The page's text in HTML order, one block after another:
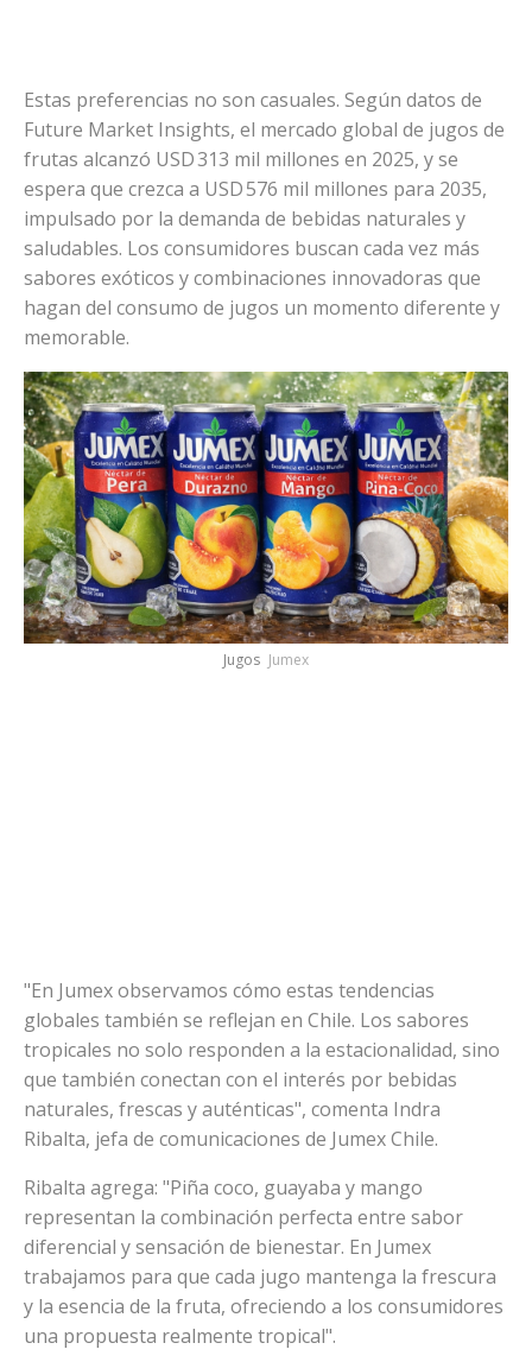
Estas preferencias no son casuales. Según datos de
Future Market Insights, el mercado global de jugos de
frutas alcanzó USD 313 mil millones en 2025, y se
espera que crezca a USD 576 mil millones para 2035,
impulsado por la demanda de bebidas naturales y
saludables. Los consumidores buscan cada vez más
sabores exóticos y combinaciones innovadoras que
hagan del consumo de jugos un momento diferente y
memorable.
Jugos Jumex
"En Jumex observamos cómo estas tendencias
globales también se reflejan en Chile. Los sabores
tropicales no solo responden a la estacionalidad, sino
que también conectan con el interés por bebidas
naturales, frescas y auténticas", comenta Indra
Ribalta, jefa de comunicaciones de Jumex Chile.
Ribalta agrega: "Piña coco, guayaba y mango
representan la combinación perfecta entre sabor
diferencial y sensación de bienestar. En Jumex
trabajamos para que cada jugo mantenga la frescura
y la esencia de la fruta, ofreciendo a los consumidores
una propuesta realmente tropical".